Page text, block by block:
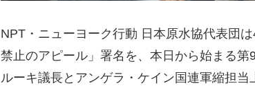
NPT・ニューヨーク行動 日本原水協代表団
禁止のアピール」署名を、本日から始まる
ルーキ議長とアンゲラ・ケイン国連軍縮担当